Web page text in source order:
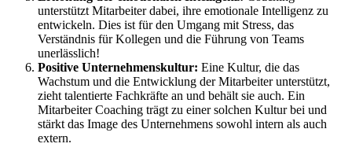
unterstützt Mitarbeiter dabei, ihre emotionale Intelligenz zu
entwickeln. Dies ist für den Umgang mit Stress, das
Verständnis für Kollegen und die Führung von Teams
unerlässlich!
Positive Unternehmenskultur: Eine Kultur, die das
Wachstum und die Entwicklung der Mitarbeiter unterstützt,
zieht talentierte Fachkräfte an und behält sie auch. Ein
Mitarbeiter Coaching trägt zu einer solchen Kultur bei und
stärkt das Image des Unternehmens sowohl intern als auch
extern.